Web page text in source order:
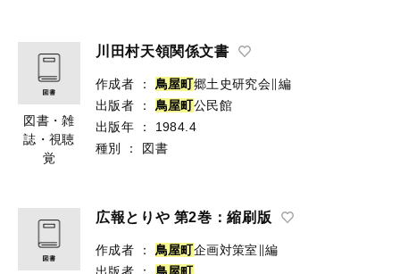
図書・雑
誌・視聴
覚
川田村天領関係文書
作成者 ： 鳥屋町郷土史研究会∥編
出版者
： 鳥屋町公民館
出版年
：
1984.4
種別
： 図書
広報とりや 第2巻：縮刷版
作成者 ： 鳥屋町企画対策室∥編
出版者
： 鳥屋町